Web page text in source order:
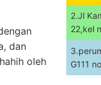
dan
oleh
2.Jl
22,kel
G111